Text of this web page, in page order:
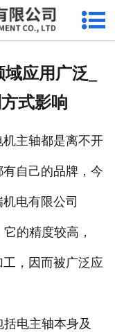
网站首页
联系我们
应用广泛_
式影响
主轴都是离不开
自己的品牌，今
电有限公司
的精度较高，
，因而被广泛应
电主轴本身及